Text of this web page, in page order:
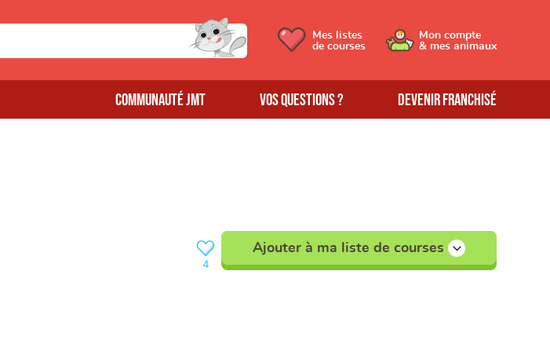
Communauté JMT Vos questions ? Devenir franchisé
Mes listes
de courses
Mon compte
& mes animaux
4
Ajouter à ma liste de courses